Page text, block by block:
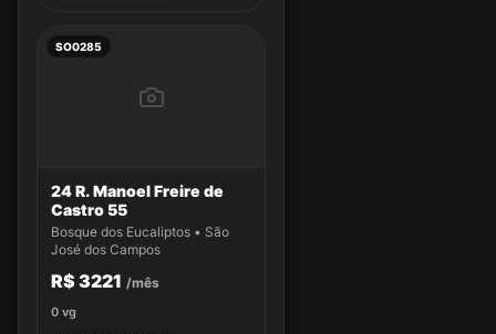
SO0285
24 R. Manoel Freire de
Castro 55
Bosque dos Eucaliptos • São
José dos Campos
R$ 3221 /mês
0 vg